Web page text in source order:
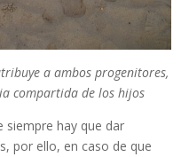
a ambos progenitores,
compartida de los hijos
siempre hay que dar
por ello, en caso de que